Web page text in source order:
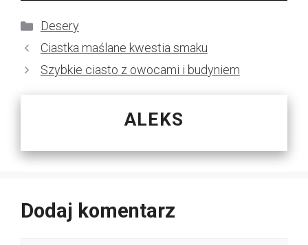
Kategorie
Desery
Ciastka maślane kwestia smaku
Szybkie ciasto z owocami i budyniem
ALEKS
Dodaj komentarz